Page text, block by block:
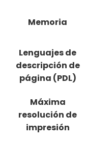
Memoria
Lenguajes de
descripción de
página (PDL)
Máxima
resolución de
impresión